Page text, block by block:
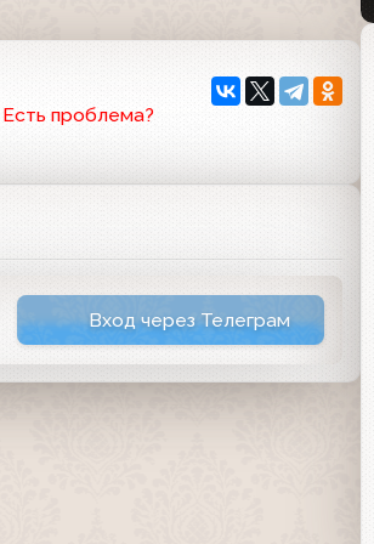
Есть проблема?
Вход через Телеграм